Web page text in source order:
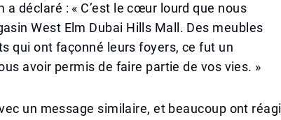
a déclaré : « C’est le cœur lourd que nous
West Elm Dubai Hills Mall. Des meubles
qui ont façonné leurs foyers, ce fut un
avoir permis de faire partie de vos vies. »
un message similaire, et beaucoup ont réagi